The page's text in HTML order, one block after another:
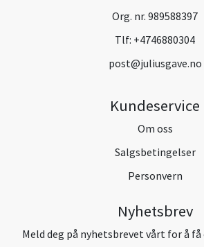
Org. nr. 989588397
Tlf: +4746880304
post@juliusgave.no
Kundeservice
Om oss
Salgsbetingelser
Personvern
Nyhetsbrev
Meld deg på nyhetsbrevet vårt for å